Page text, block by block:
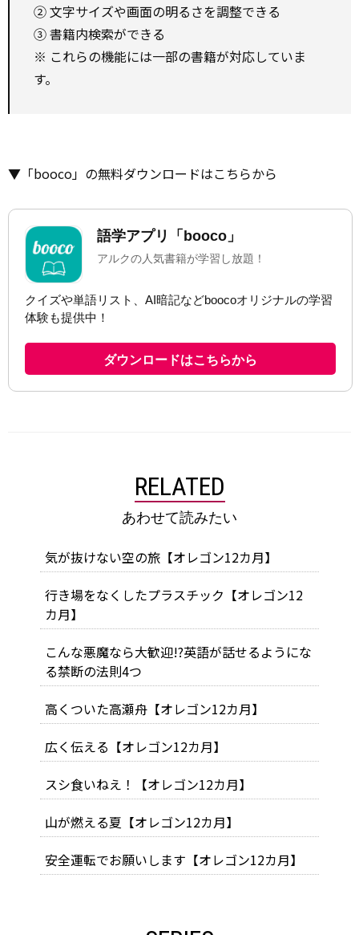
② 文字サイズや画面の明るさを調整できる
③ 書籍内検索ができる
※ これらの機能には一部の書籍が対応していま
す。
▼「booco」の無料ダウンロードはこちらから
RELATED
あわせて読みたい
気が抜けない空の旅【オレゴン12カ月】
行き場をなくしたプラスチック【オレゴン12
カ月】
こんな悪魔なら大歓迎!?英語が話せるようにな
る禁断の法則4つ
高くついた高瀬舟【オレゴン12カ月】
広く伝える【オレゴン12カ月】
スシ食いねえ！【オレゴン12カ月】
山が燃える夏【オレゴン12カ月】
安全運転でお願いします【オレゴン12カ月】